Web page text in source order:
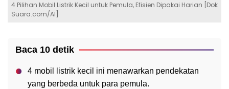
4 Pilihan Mobil Listrik Kecil untuk Pemula, Efisien Dipakai Harian [Dok
Suara.com/AI]
Baca 10 detik
4 mobil listrik kecil ini menawarkan pendekatan
yang berbeda untuk para pemula.